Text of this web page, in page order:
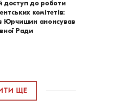
до роботи
комітетів:
Юрчишин анонсував
Ради
ЩЕ